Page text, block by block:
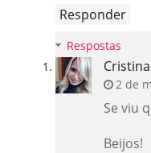
Responder
Respostas
2 de
Se viu
Beijos!